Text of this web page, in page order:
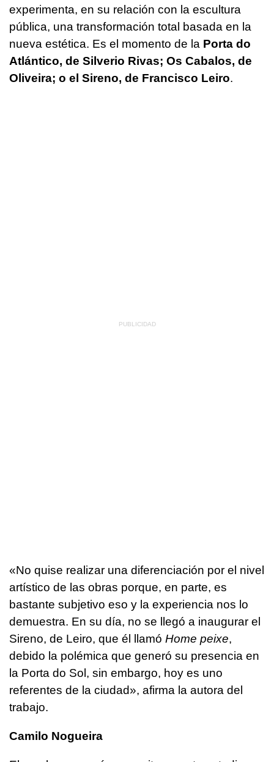
experimenta, en su relación con la escultura
pública, una transformación total basada en la
nueva estética. Es el momento de la Porta do
Atlántico, de Silverio Rivas; Os Cabalos, de
Oliveira; o el Sireno, de Francisco Leiro.
«No quise realizar una diferenciación por el nivel
artístico de las obras porque, en parte, es
bastante subjetivo eso y la experiencia nos lo
demuestra. En su día, no se llegó a inaugurar el
Sireno, de Leiro, que él llamó Home peixe,
debido la polémica que generó su presencia en
la Porta do Sol, sin embargo, hoy es uno
referentes de la ciudad», afirma la autora del
trabajo.
Camilo Nogueira